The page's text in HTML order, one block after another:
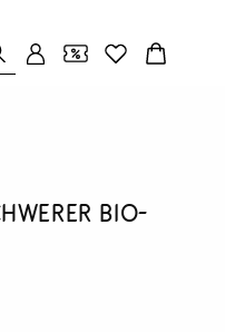
Bio-